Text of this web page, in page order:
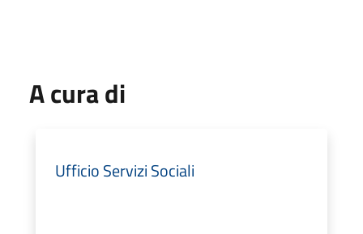
A cura di
Ufficio Servizi Sociali